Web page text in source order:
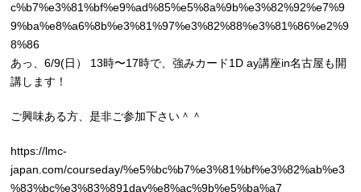
c%b7%e3%81%bf%e9%ad%85%e5%8a%9b%e3%82%92%e7%9
9%ba%e8%a6%8b%e3%81%97%e3%82%88%e3%81%86%e2%9
8%86
あっ、6/9(日） 13時〜17時で、強みカード1D ay講座in名古屋も開
講します！
ご興味ある方、是非ご参加下さい＾＾
https://lmc-
japan.com/courseday/%e5%bc%b7%e3%81%bf%e3%82%ab%e3
%83%bc%e3%83%891day%e8%ac%9b%e5%ba%a7